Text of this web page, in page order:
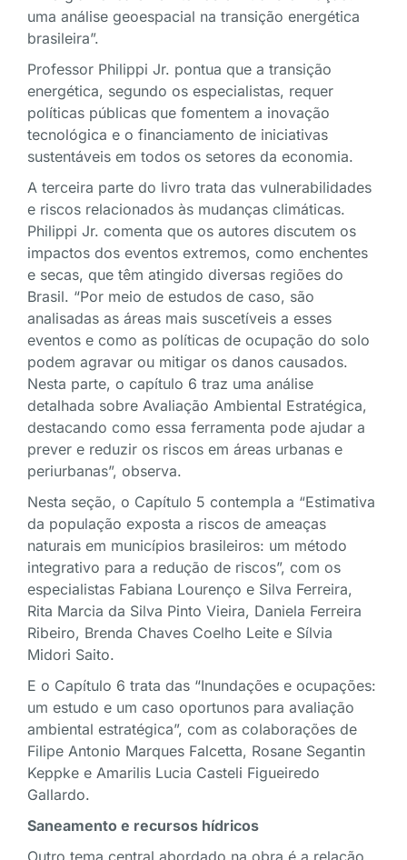
uma análise geoespacial na transição energética
brasileira”.
Professor Philippi Jr. pontua que a transição
energética, segundo os especialistas, requer
políticas públicas que fomentem a inovação
tecnológica e o financiamento de iniciativas
sustentáveis em todos os setores da economia.
A terceira parte do livro trata das vulnerabilidades
e riscos relacionados às mudanças climáticas.
Philippi Jr. comenta que os autores discutem os
impactos dos eventos extremos, como enchentes
e secas, que têm atingido diversas regiões do
Brasil. “Por meio de estudos de caso, são
analisadas as áreas mais suscetíveis a esses
eventos e como as políticas de ocupação do solo
podem agravar ou mitigar os danos causados.
Nesta parte, o capítulo 6 traz uma análise
detalhada sobre Avaliação Ambiental Estratégica,
destacando como essa ferramenta pode ajudar a
prever e reduzir os riscos em áreas urbanas e
periurbanas”, observa.
Nesta seção, o Capítulo 5 contempla a “Estimativa
da população exposta a riscos de ameaças
naturais em municípios brasileiros: um método
integrativo para a redução de riscos”, com os
especialistas Fabiana Lourenço e Silva Ferreira,
Rita Marcia da Silva Pinto Vieira, Daniela Ferreira
Ribeiro, Brenda Chaves Coelho Leite e Sílvia
Midori Saito.
E o Capítulo 6 trata das “Inundações e ocupações:
um estudo e um caso oportunos para avaliação
ambiental estratégica”, com as colaborações de
Filipe Antonio Marques Falcetta, Rosane Segantin
Keppke e Amarilis Lucia Casteli Figueiredo
Gallardo.
Saneamento e recursos hídricos